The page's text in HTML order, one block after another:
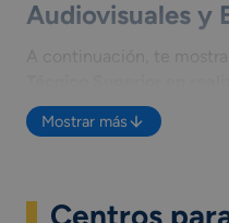
Audiovisuales y
Audiovisuales y
formación académica,
Procesos de
Mostrar más
Centros